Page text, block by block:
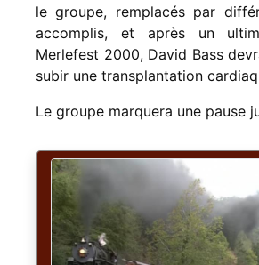
le groupe, remplacés par
accomplis, et après un
Merlefest 2000, David Bass
subir une transplantation
Le groupe marquera une pause